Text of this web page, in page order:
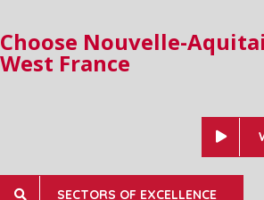
Choose Nouvelle-
West France
SECTORS OF EXCELLENCE